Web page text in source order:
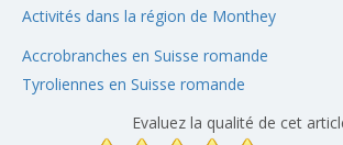
Activités dans la région de Monthey
Accrobranches en Suisse romande
Tyroliennes en Suisse romande
Evaluez la qualité de cet